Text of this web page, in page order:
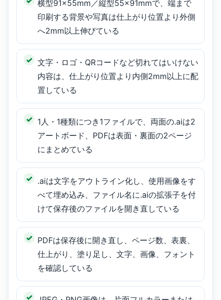
横型91×55mm／縦型55×91mmで、端まで
印刷する背景や写真は仕上がり位置より外側
へ2mm以上伸びている
文字・ロゴ・QRコードなど切れてはいけない
内容は、仕上がり位置より内側2mm以上に配
置している
1人・1種類につき1ファイルで、両面の.aiは2
アートボード、PDFは表面・裏面の2ページ
にまとめている
.aiは文字をアウトライン化し、使用画像をす
べて埋め込み、ファイル名に.aiの拡張子を付
けて保存後のファイルを開き直している
PDFは保存後に開き直し、ページ数、表裏、
仕上がり、塗り足し、文字、画像、フォント
を確認している